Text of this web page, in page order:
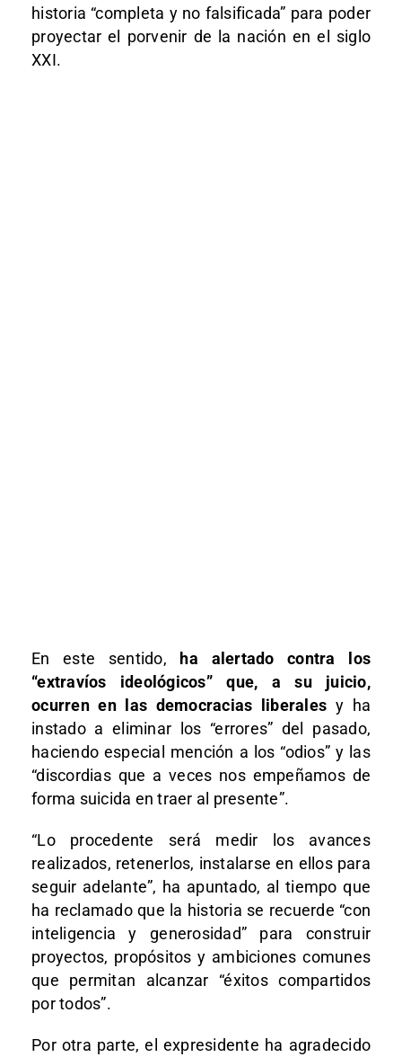
historia “completa y no falsificada” para poder
proyectar el porvenir de la nación en el siglo
XXI.
En este sentido,
ha alertado contra los
“extravíos ideológicos” que, a su juicio,
ocurren en las democracias liberales y ha
instado a eliminar los “errores” del pasado,
haciendo especial mención a los “odios” y las
“discordias que a veces nos empeñamos de
forma suicida en traer al presente”.
“Lo procedente será medir los avances
realizados, retenerlos, instalarse en ellos para
seguir adelante”, ha apuntado, al tiempo que
ha reclamado que la historia se recuerde “con
inteligencia y generosidad” para construir
proyectos, propósitos y ambiciones comunes
que permitan alcanzar “éxitos compartidos
por todos”.
Por otra parte, el expresidente ha agradecido